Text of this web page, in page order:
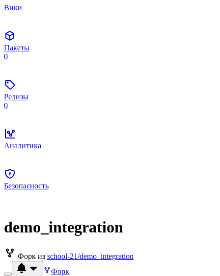
Вики
Пакеты
0
Релизы
0
Аналитика
Безопасность
demo_integration
Форк из school-21/demo_integration
Форк